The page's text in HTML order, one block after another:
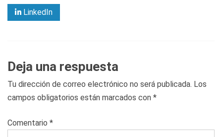
LinkedIn
Deja una respuesta
Tu dirección de correo electrónico no será publicada. Los
campos obligatorios están marcados con *
Comentario *